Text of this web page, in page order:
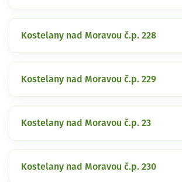
Kostelany nad Moravou č.p. 228
Kostelany nad Moravou č.p. 229
Kostelany nad Moravou č.p. 23
Kostelany nad Moravou č.p. 230